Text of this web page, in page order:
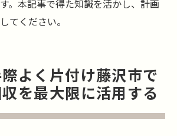
。本記事で得た知識を活かし、計画
てください。
よく片付け藤沢市で
を最大限に活用する